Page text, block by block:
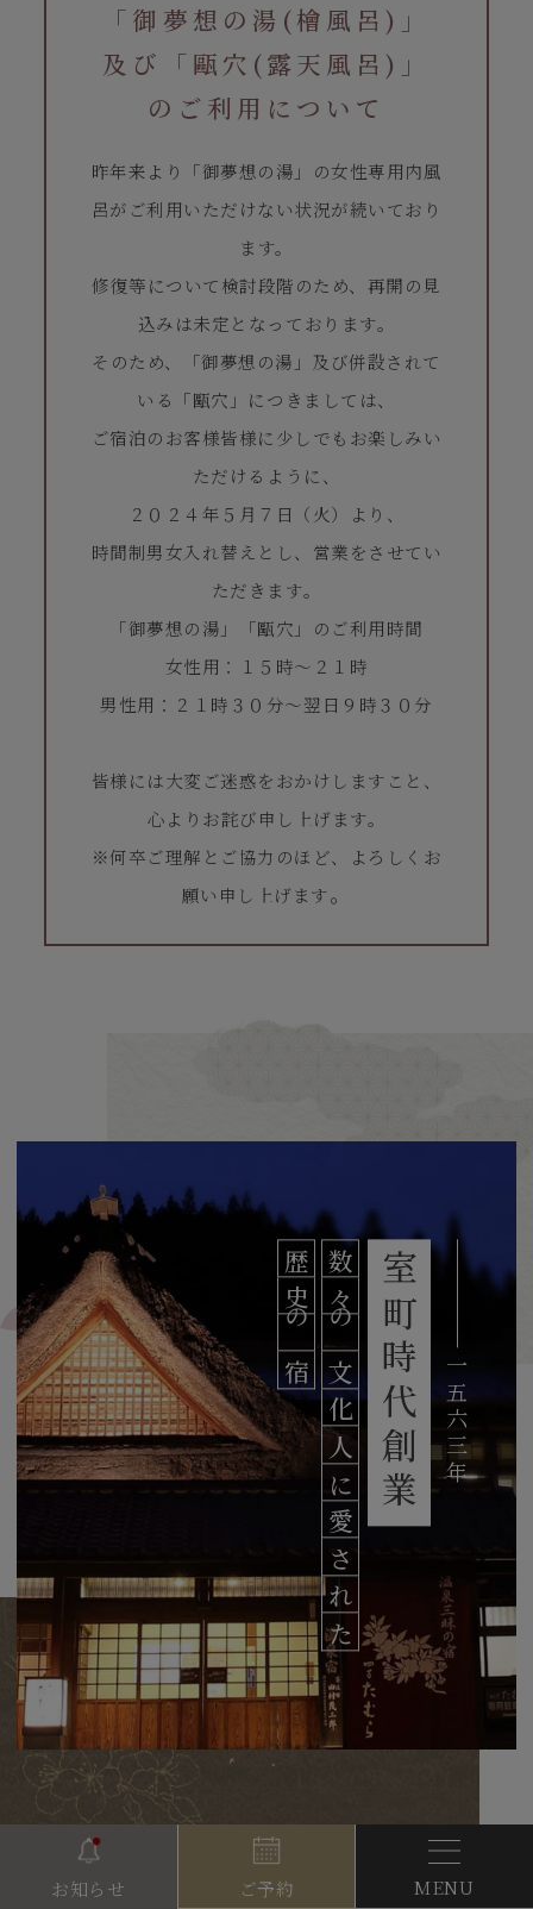
「御夢想の湯(檜風呂)」
及び「甌穴(露天風呂)」
のご利用について
昨年来より「御夢想の湯」の女性専用内風
呂がご利用いただけない状況が続いており
ます。
修復等について検討段階のため、再開の見
込みは未定となっております。
そのため、「御夢想の湯」及び併設されて
いる「甌穴」につきましては、
ご宿泊のお客様皆様に少しでもお楽しみい
ただけるように、
２０２４年５月７日（火）より、
時間制男女入れ替えとし、営業をさせてい
ただきます。
「御夢想の湯」「甌穴」のご利用時間
女性用：１５時～２１時
男性用：２１時３０分～翌日９時３０分
皆様には大変ご迷惑をおかけしますこと、
心よりお詫び申し上げます。
※何卒ご理解とご協力のほど、よろしくお
願い申し上げます。
一五六三年
室町時代創業
数
々
の
文
化
人
に
愛
さ
れ
た
歴
史
の
宿
四万たむらで過ごす
お知らせ ご予約 MENU